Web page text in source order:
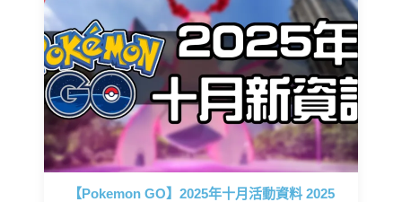
【Pokemon GO】2025年十月活動資料 2025